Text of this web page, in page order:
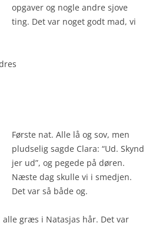
opgaver og nogle andre sjove
ting. Det var noget godt mad, vi
Første nat. Alle lå og sov, men
pludselig sagde Clara: “Ud. Skynd
jer ud”, og pegede på døren.
Næste dag skulle vi i smedjen.
Det var så både og.
alle græs i Natasjas hår. Det var